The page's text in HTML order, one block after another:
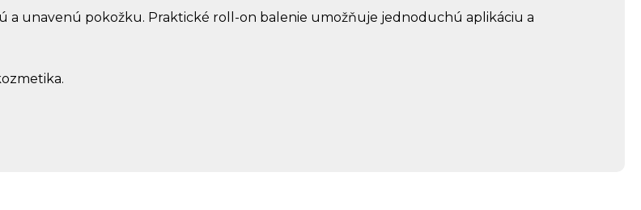
a unavenú pokožku. Praktické roll-on balenie umožňuje jednoduchú aplikáciu a